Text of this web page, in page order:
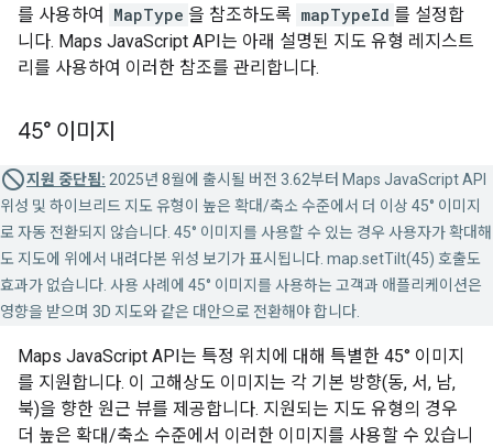
를 사용하여
MapType 을 참조하도록 mapTypeId 를 설정합
니다. Maps JavaScript API는 아래 설명된 지도 유형 레지스트
리를 사용하여 이러한 참조를 관리합니다.
45° 이미지
지원 중단됨: 2025년 8월에 출시될 버전 3.62부터 Maps JavaScript API
위성 및 하이브리드 지도 유형이 높은 확대/축소 수준에서 더 이상 45° 이미지
로 자동 전환되지 않습니다. 45° 이미지를 사용할 수 있는 경우 사용자가 확대해
도 지도에 위에서 내려다본 위성 보기가 표시됩니다. map.setTilt(45) 호출도
효과가 없습니다. 사용 사례에 45° 이미지를 사용하는 고객과 애플리케이션은
영향을 받으며 3D 지도와 같은 대안으로 전환해야 합니다.
Maps JavaScript API는 특정 위치에 대해 특별한 45° 이미지
를 지원합니다. 이 고해상도 이미지는 각 기본 방향(동, 서, 남,
북)을 향한 원근 뷰를 제공합니다. 지원되는 지도 유형의 경우
더 높은 확대/축소 수준에서 이러한 이미지를 사용할 수 있습니